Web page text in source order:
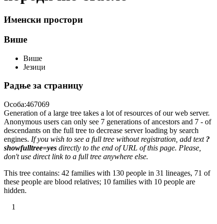
Именски простори
Више
Више
Језици
Радње за страницу
Особа:467069
Generation of a large tree takes a lot of resources of our web server.
Anonymous users can only see 7 generations of ancestors and 7 - of
descendants on the full tree to decrease server loading by search
engines. If you wish to see a full tree without registration, add text ?
showfulltree=yes directly to the end of URL of this page. Please,
don't use direct link to a full tree anywhere else.
This tree contains: 42 families with 130 people in 31 lineages, 71 of
these people are blood relatives; 10 families with 10 people are
hidden.
1